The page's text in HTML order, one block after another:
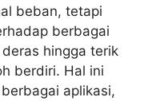
beban, tetapi
berbagai
hingga terik
berdiri. Hal ini
aplikasi,